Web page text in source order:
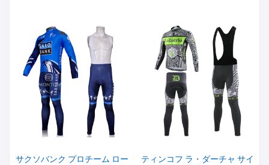
サクソバンク プロチーム ロー
ティンコフ ラ・ダーチャ サイ